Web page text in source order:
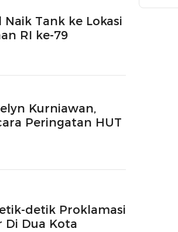
Tank ke Lokasi
RI ke-79
Kurniawan,
Peringatan HUT
detik Proklamasi
Di Dua Kota